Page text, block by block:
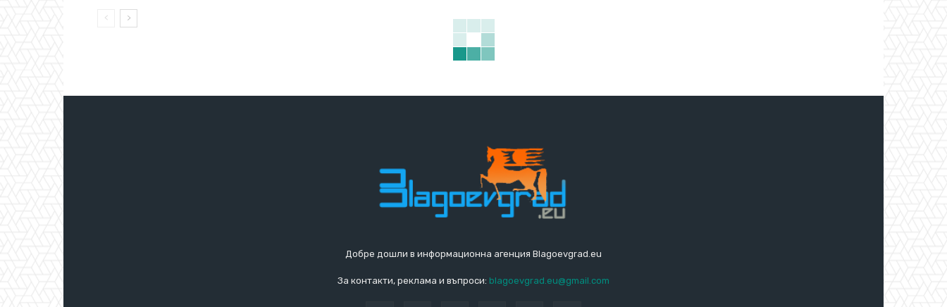
Добре дошли в информационна агенция Blagoevgrad.eu
За контакти, реклама и въпроси: blagoevgrad.eu@gmail.com